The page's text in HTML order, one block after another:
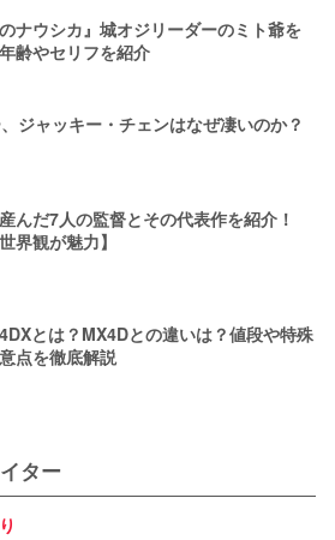
のナウシカ』城オジリーダーのミト爺を
齢やセリフを紹介
ジャッキー・チェンはなぜ凄いのか？
んだ7人の監督とその代表作を紹介！
界観が魅力】
とは？MX4Dとの違いは？値段や特殊
点を徹底解説
ター